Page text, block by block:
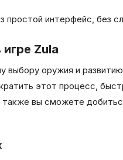
простой интерфейс, без
Zula
выбору оружия и
этот процесс,
вы сможете